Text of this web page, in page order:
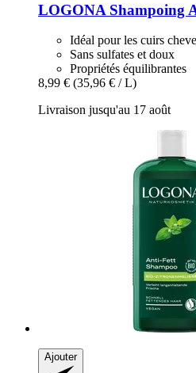
LOGONA Shampoing
Idéal pour les cuirs
Sans sulfates et doux
Propriétés équilibrantes
8,99 € (35,96 € / L)
Livraison jusqu'au 17 août
Ajouter